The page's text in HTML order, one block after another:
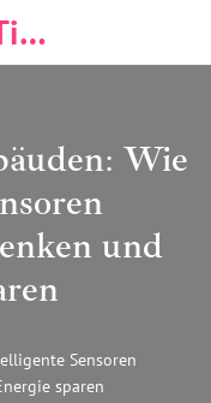
Bildungsmaterialien Tischlerei & Immobilien
Wie
und
Sensoren
sparen